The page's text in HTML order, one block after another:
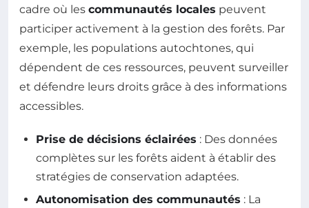
cadre où les communautés locales peuvent
participer activement à la gestion des forêts. Par
exemple, les populations autochtones, qui
dépendent de ces ressources, peuvent surveiller
et défendre leurs droits grâce à des informations
accessibles.
Prise de décisions éclairées : Des données
complètes sur les forêts aident à établir des
stratégies de conservation adaptées.
Autonomisation des communautés : La